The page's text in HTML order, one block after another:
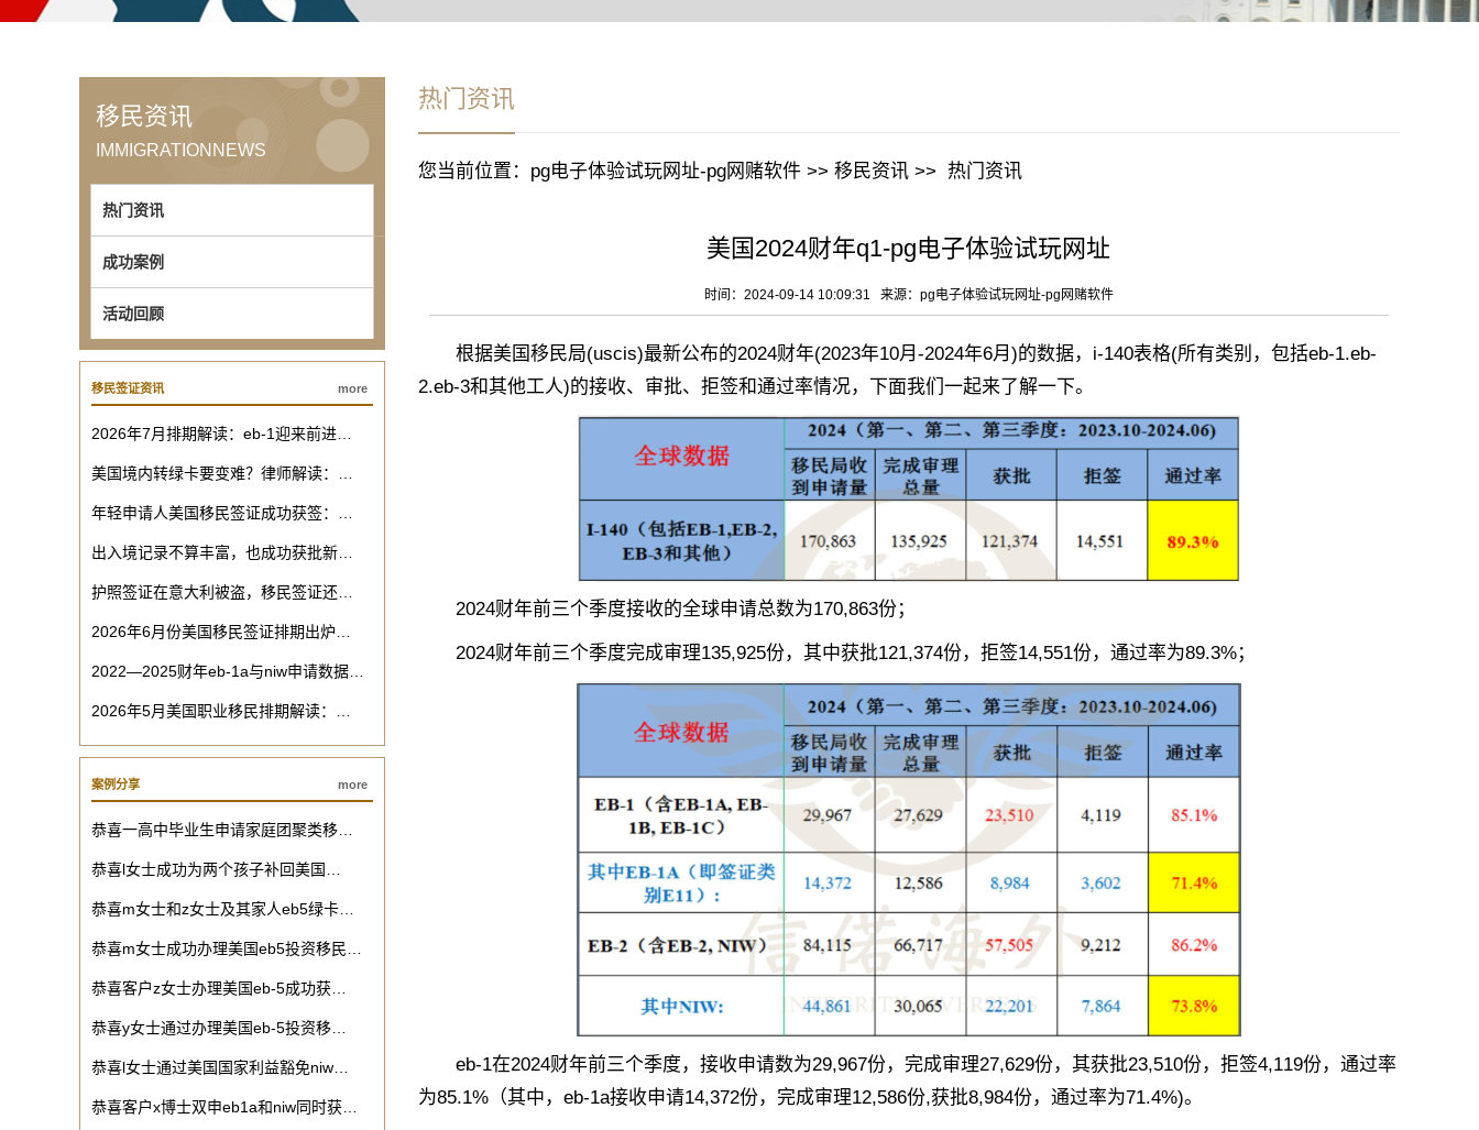
移民资讯
IMMIGRATIONNEWS
热门资讯
成功案例
活动回顾
移民签证资讯 more
2026年7月排期解读：eb-1迎来前进…
美国境内转绿卡要变难？律师解读：…
年轻申请人美国移民签证成功获签：…
出入境记录不算丰富，也成功获批新…
护照签证在意大利被盗，移民签证还…
2026年6月份美国移民签证排期出炉…
2022—2025财年eb-1a与niw申请数据…
2026年5月美国职业移民排期解读：…
案例分享 more
恭喜一高中毕业生申请家庭团聚类移…
恭喜l女士成功为两个孩子补回美国…
恭喜m女士和z女士及其家人eb5绿卡…
恭喜m女士成功办理美国eb5投资移民…
恭喜客户z女士办理美国eb-5成功获…
恭喜y女士通过办理美国eb-5投资移…
恭喜l女士通过美国国家利益豁免niw…
恭喜客户x博士双申eb1a和niw同时获…
热门资讯
您当前位置： pg电子体验试玩网址-pg网赌软件>> 移民资讯>> 热门资讯
美国2024财年q1-pg电子体验试玩网址
时间：2024-09-14 10:09:31 来源： pg电子体验试玩网址-pg网赌软件
根据美国移民局(uscis)最新公布的2024财年(2023年10月-2024年6月)的数据，i-140表格(所有类别，包括eb-1.eb-
2.eb-3和其他工人)的接收、审批、拒签和通过率情况，下面我们一起来了解一下。
2024财年前三个季度接收的全球申请总数为170,863份；
2024财年前三个季度完成审理135,925份，其中获批121,374份，拒签14,551份，通过率为89.3%；
eb-1在2024财年前三个季度，接收申请数为29,967份，完成审理27,629份，其获批23,510份，拒签4,119份，通过率
为85.1%（其中，eb-1a接收申请14,372份，完成审理12,586份,获批8,984份，通过率为71.4%)。